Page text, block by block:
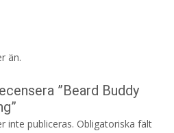
än.
”Beard Buddy
inte publiceras. Obligatoriska fält